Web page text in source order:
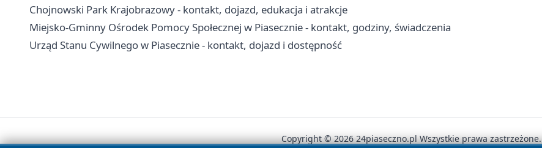
Chojnowski Park Krajobrazowy - kontakt, dojazd, edukacja i atrakcje
Miejsko-Gminny Ośrodek Pomocy Społecznej w Piasecznie - kontakt, godziny, świadczenia
Urząd Stanu Cywilnego w Piasecznie - kontakt, dojazd i dostępność
Copyright © 2026 24piaseczno.pl Wszystkie prawa zastrzeżone.